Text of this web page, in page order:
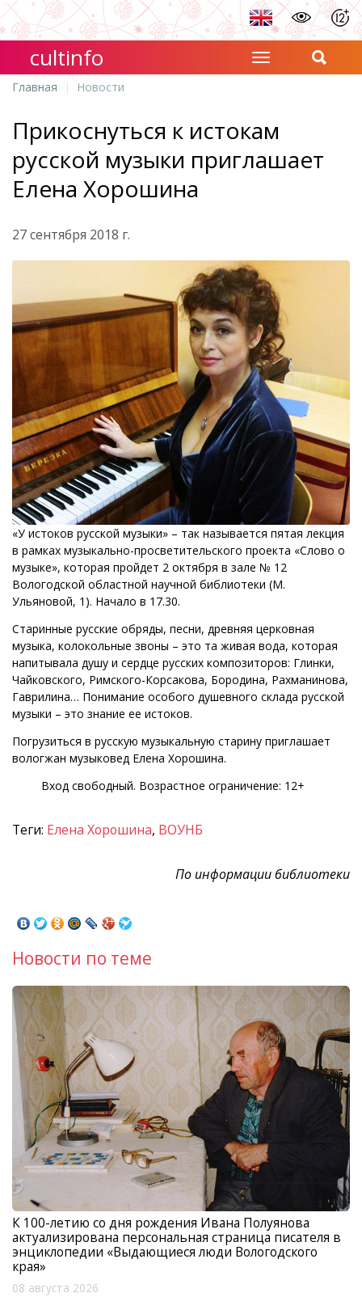
cultinfo
Главная Новости
Прикоснуться к истокам
русской музыки приглашает
Елена Хорошина
27 сентября 2018 г.
«У истоков русской музыки» – так называется пятая лекция
в рамках музыкально-просветительского проекта «Слово о
музыке», которая пройдет 2 октября в зале № 12
Вологодской областной научной библиотеки (М.
Ульяновой, 1). Начало в 17.30.
Старинные русские обряды, песни, древняя церковная
музыка, колокольные звоны – это та живая вода, которая
напитывала душу и сердце русских композиторов: Глинки,
Чайковского, Римского-Корсакова, Бородина, Рахманинова,
Гаврилина… Понимание особого душевного склада русской
музыки – это знание ее истоков.
Погрузиться в русскую музыкальную старину приглашает
вологжан музыковед Елена Хорошина.
Вход свободный. Возрастное ограничение: 12+
Теги: Елена Хорошина, ВОУНБ
По информации библиотеки
Новости по теме
К 100-летию со дня рождения Ивана Полуянова
актуализирована персональная страница писателя в
энциклопедии «Выдающиеся люди Вологодского
края»
08 августа 2026